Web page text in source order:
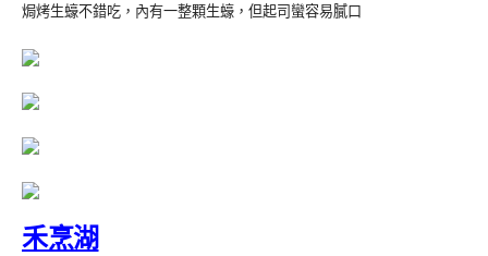
焗烤生蠔不錯吃，內有一整顆生蠔，但起司蠻容易膩口
禾烹湖